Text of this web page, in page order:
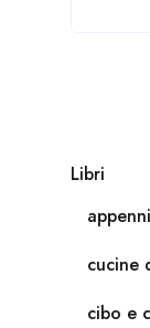
Libri
cucine
cibo e